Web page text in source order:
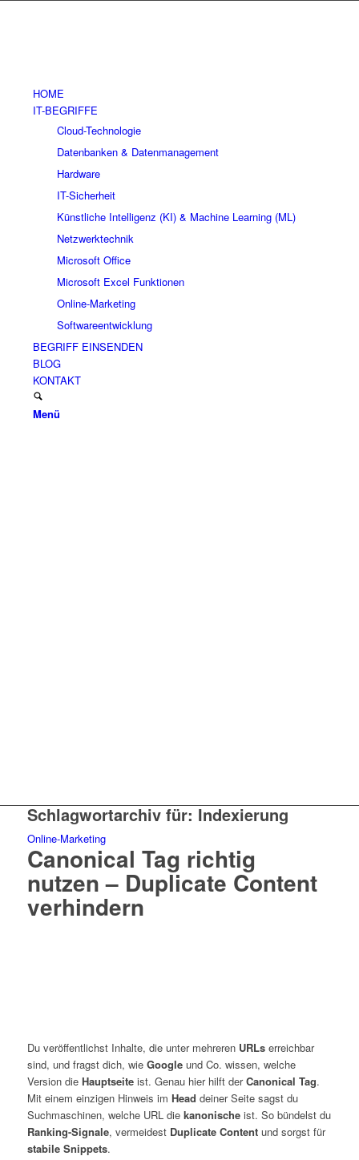
HOME
IT-BEGRIFFE
Cloud-Technologie
Datenbanken & Datenmanagement
Hardware
IT-Sicherheit
Künstliche Intelligenz (KI) & Machine Learning (ML)
Netzwerktechnik
Microsoft Office
Microsoft Excel Funktionen
Online-Marketing
Softwareentwicklung
BEGRIFF EINSENDEN
BLOG
KONTAKT
Menü
Schlagwortarchiv für: Indexierung
Online-Marketing
Canonical Tag richtig
nutzen – Duplicate Content
verhindern
Du veröffentlichst Inhalte, die unter mehreren URLserreichbar
sind, und fragst dich, wie Googleund Co. wissen, welche
Version die Hauptseiteist. Genau hier hilft derCanonical Tag.
Mit einem einzigen Hinweis im Head deiner Seite sagst du
Suchmaschinen, welche URL die kanonischeist. So bündelst du
Ranking-Signale, vermeidest Duplicate Contentund sorgst für
stabile Snippets.